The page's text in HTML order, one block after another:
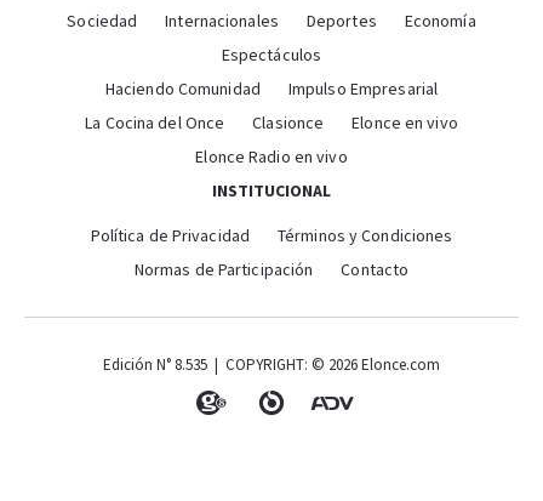
Sociedad
Internacionales Deportes
Economía
Espectáculos
Haciendo Comunidad
Impulso Empresarial
La Cocina del Once
Clasionce
Elonce en vivo
Elonce Radio en vivo
INSTITUCIONAL
Política de Privacidad
Términos y Condiciones
Normas de Participación
Contacto
Edición N° 8.535 | COPYRIGHT: © 2026 Elonce.com